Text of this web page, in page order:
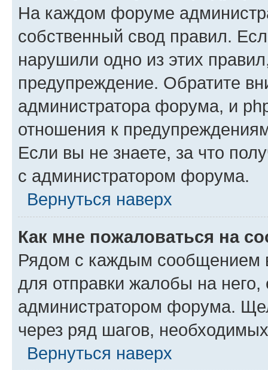
На каждом форуме
собственный свод правил.
нарушили одно из этих
предупреждение. Обратите
администратора форума, и
отношения к
Если вы не знаете, за что
с администратором форума.
Вернуться наверх
Как мне пожаловаться на
Рядом с каждым сообщением
для отправки жалобы на
администратором форума.
через ряд шагов,
Вернуться наверх